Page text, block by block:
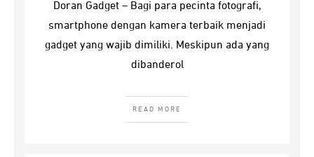
Doran Gadget – Bagi para pecinta fotografi,
smartphone dengan kamera terbaik menjadi
gadget yang wajib dimiliki. Meskipun ada yang
dibanderol
READ MORE